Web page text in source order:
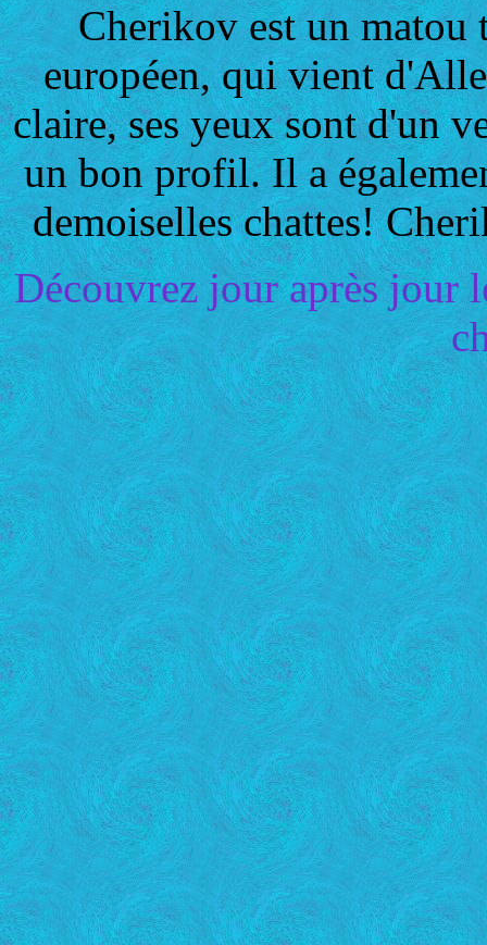
Cherikov est un matou
européen, qui vient
claire, ses yeux sont d'un
un bon profil. Il a
demoiselles chattes!
Découvrez jour après jour